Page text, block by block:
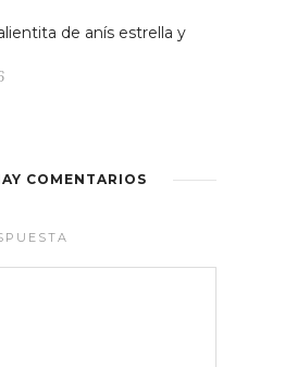
de anís estrella y
COMENTARIOS